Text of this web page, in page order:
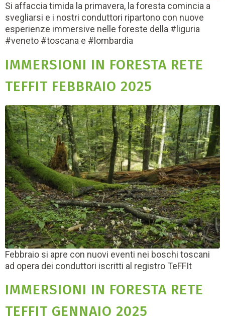
Si affaccia timida la primavera, la foresta comincia a
svegliarsi e i nostri conduttori ripartono con nuove
esperienze immersive nelle foreste della #liguria
#veneto #toscana e #lombardia
IMMERSIONI IN FORESTA RETE
TEFFIT FEBBRAIO 2025
Febbraio si apre con nuovi eventi nei boschi toscani
ad opera dei conduttori iscritti al registro TeFFIt
IMMERSIONI IN FORESTA RETE
TEFFIT GENNAIO 2025